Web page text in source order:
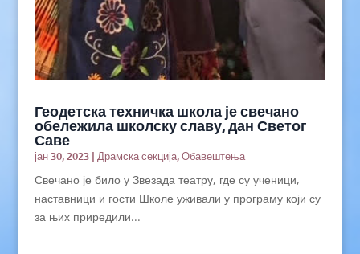
Геодетска техничка школа је свечано
обележила школску славу, дан Светог
Саве
јан 30, 2023| Драмска секција,Обавештења
Свечано је било у Звезада театру, где су ученици,
наставници и гости Школе уживали у програму који су
за њих приредили...